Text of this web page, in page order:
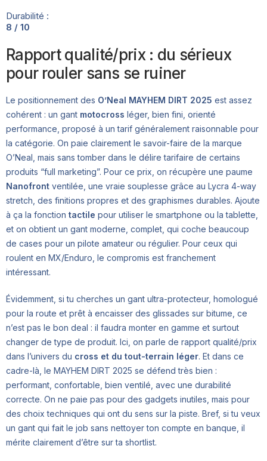
Durabilité :
8 / 10
Rapport qualité/prix : du sérieux
pour rouler sans se ruiner
Le positionnement des O’Neal MAYHEM DIRT 2025 est assez
cohérent : un gant motocross léger, bien fini, orienté
performance, proposé à un tarif généralement raisonnable pour
la catégorie. On paie clairement le savoir-faire de la marque
O’Neal, mais sans tomber dans le délire tarifaire de certains
produits “full marketing”. Pour ce prix, on récupère une paume
Nanofront ventilée, une vraie souplesse grâce au Lycra 4-way
stretch, des finitions propres et des graphismes durables. Ajoute
à ça la fonction tactile pour utiliser le smartphone ou la tablette,
et on obtient un gant moderne, complet, qui coche beaucoup
de cases pour un pilote amateur ou régulier. Pour ceux qui
roulent en MX/Enduro, le compromis est franchement
intéressant.
Évidemment, si tu cherches un gant ultra-protecteur, homologué
pour la route et prêt à encaisser des glissades sur bitume, ce
n’est pas le bon deal : il faudra monter en gamme et surtout
changer de type de produit. Ici, on parle de rapport qualité/prix
dans l’univers du cross et du tout-terrain léger. Et dans ce
cadre-là, le MAYHEM DIRT 2025 se défend très bien :
performant, confortable, bien ventilé, avec une durabilité
correcte. On ne paie pas pour des gadgets inutiles, mais pour
des choix techniques qui ont du sens sur la piste. Bref, si tu veux
un gant qui fait le job sans nettoyer ton compte en banque, il
mérite clairement d’être sur ta shortlist.